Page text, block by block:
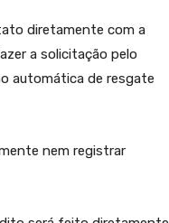
diretamente com a
a solicitação pelo
automática de resgate
nem registrar